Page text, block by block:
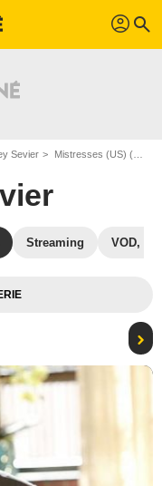
profil search
Sevier Mistresses (US) (2013) : Photo Corey Sevier
Streaming VOD,